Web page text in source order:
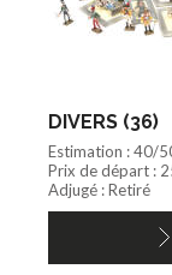
DIVERS (36)
Estimation : 40/
Prix de départ :
Adjugé : Retiré